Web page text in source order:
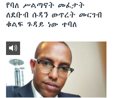
የባለ ሥልጣናት መፈታት
ለደቡብ ሱዳን ውጥረት መርገብ
ቁልፍ ጉዳይ ነው ተባለ